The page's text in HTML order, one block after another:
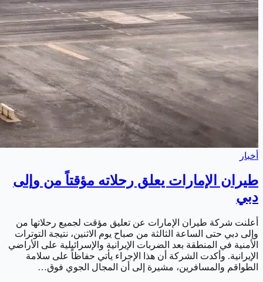
أخبار
طيران الإمارات يعلق رحلاته مؤقتاً من وإلى
دبي
أعلنت شركة طيران الإمارات عن تعليق مؤقت لجميع رحلاتها من
وإلى دبي حتى الساعة الثالثة من صباح يوم الاثنين، نتيجة التوترات
الأمنية في المنطقة بعد الضربات الإيرانية والإسرائيلية على الأراضي
الإيرانية. وأكدت الشركة أن هذا الإجراء يأتي حفاظاً على سلامة
الطواقم والمسافرين، مشيرة إلى أن المجال الجوي فوق…